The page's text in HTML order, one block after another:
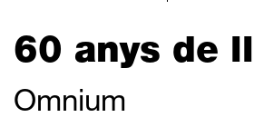
60 anys de
Omnium